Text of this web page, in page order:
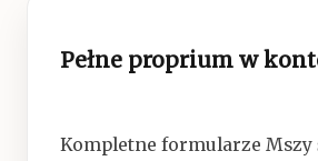
Pełne proprium w
Kompletne formularze Mszy